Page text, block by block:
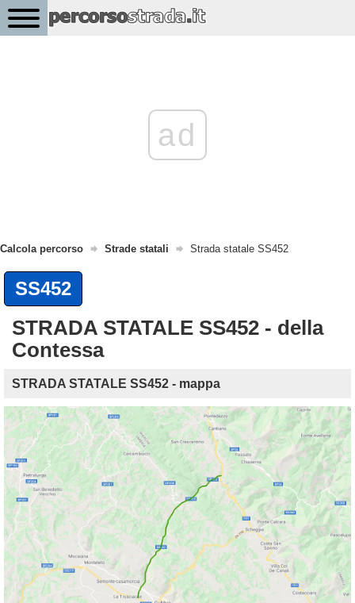
ad
Calcola percorso Strade statali Strada statale SS452
SS452
STRADA STATALE SS452 - della
Contessa
STRADA STATALE SS452 - mappa